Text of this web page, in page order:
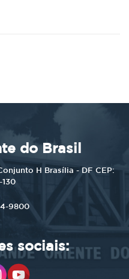
do Brasil
H Brasília - DF CEP:
130
9800
sociais: